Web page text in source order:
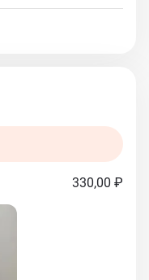
330,00 ₽